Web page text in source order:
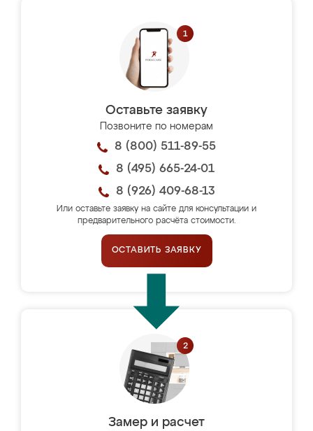
Оставьте заявку
Позвоните по номерам
8 (800) 511-89-55
8 (495) 665-24-01
8 (926) 409-68-13
Или оставьте заявку на сайте для консультации и
предварительного расчёта стоимости.
ОСТАВИТЬ ЗАЯВКУ
Замер и расчет